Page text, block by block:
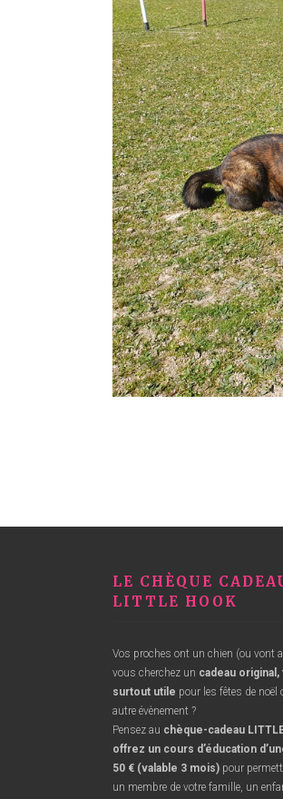
LE CHÈQUE
LITTLE HOOK
Vos proches ont un chien (ou vont
vous cherchez un cadeau original ,
surtout utile pour les fêtes de noël
autre évènement ?
Pensez au chèque-cadeau
offrez un cours d’éducation
50 € (valable 3 mois) pour
un membre de votre famille, un